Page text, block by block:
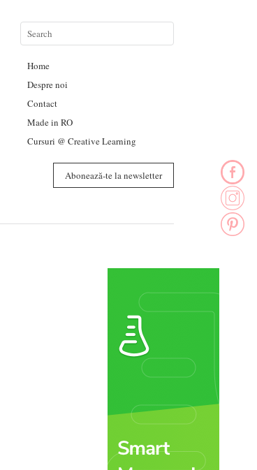
Home
Despre noi
Contact
Made in RO
Cursuri @ Creative Learning
Abonează-te la newsletter